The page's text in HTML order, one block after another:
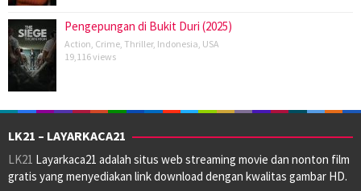
Pengepungan di Bukit Duri (2025)
Action Crime Thriller, Indonesia USA
19,116 views
LK21 – LAYARKACA21
LK21 Layarkaca21 adalah situs web streaming movie dan nonton film
gratis yang menyediakan link download dengan kwalitas gambar HD.